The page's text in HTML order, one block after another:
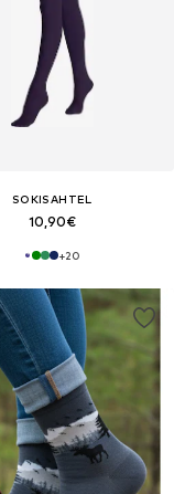
SOKISAHTEL
10,90€
+20